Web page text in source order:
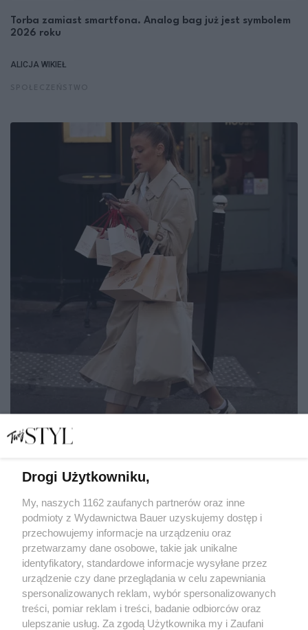
Torba zamiast smartfona. Analog bag już jest symbolem
2026 roku
ALICJA WIKIEŁ
nadmiaru
JULIA ZAKRZEWSKA
SPOŁECZEŃSTWO
Drogi Użytkowniku,
My, naszych 1162 zaufanych partnerów oraz inne
podmioty z Wydawnictwa Bauer uzyskujemy dostęp i
przechowujemy informacje na urządzeniu oraz
przetwarzamy dane osobowe, takie jak unikalne
identyfikatory, standardowe informacje wysyłane przez
urządzenie czy dane przeglądania w celu zapewniania
spersonalizowanych reklam, wybór spersonalizowanych
treści, pomiar reklam i treści, badanie odbiorców oraz
ulepszanie usług. Za zgodą Użytkownika my i Zaufani